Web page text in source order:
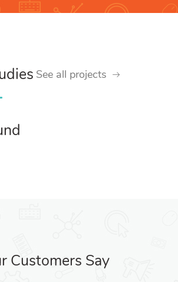
See all projects
Customers Say